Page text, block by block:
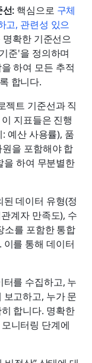
선: 핵심으로 구체
고, 관련성 있으
확한 기준선으
준'을 정의하며
하여 모든 추적
합니다.
젝트 기준선과 직
지표들은 진행
예산 사용률), 품
을 포함해야 합
을 하여 무분별한
된 데이터 유형(정
계자 만족도), 수
소를 포함한 통합
를 통해 데이터
터를 수집하고, 누
고하고, 누가 문
합니다. 명확한
니터링 단계에